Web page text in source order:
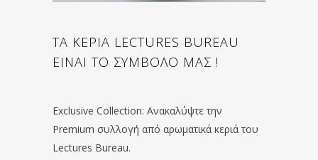
ΤΑ ΚΕΡΙΑ LECTURES BUREAU
ΕΙΝΑΙ ΤΟ ΣΥΜΒΟΛΟ ΜΑΣ !
Exclusive Collection: Ανακαλύψτε την
Premium συλλογή από αρωματικά κεριά του
Lectures Bureau.